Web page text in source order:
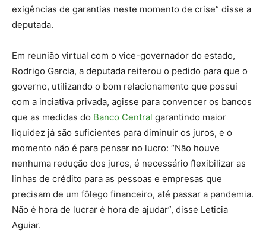
exigências de garantias neste momento de crise” disse a
deputada.
Em reunião virtual com o vice-governador do estado,
Rodrigo Garcia, a deputada reiterou o pedido para que o
governo, utilizando o bom relacionamento que possui
com a inciativa privada, agisse para convencer os bancos
que as medidas do Banco Central garantindo maior
liquidez já são suficientes para diminuir os juros, e o
momento não é para pensar no lucro: “Não houve
nenhuma redução dos juros, é necessário flexibilizar as
linhas de crédito para as pessoas e empresas que
precisam de um fôlego financeiro, até passar a pandemia.
Não é hora de lucrar é hora de ajudar”, disse Leticia
Aguiar.